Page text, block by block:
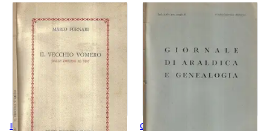
Il vecchio Vomero
Giornale di araldica e